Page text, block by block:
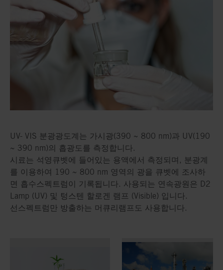
UV- VIS 분광광도계는 가시광(390 ~ 800 nm)과 UV(190
~ 390 nm)의 흡광도를 측정합니다.
시료는 석영큐벳에 들어있는 용액에서 측정되며, 분광계
를 이용하여 190 ~ 800 nm 영역의 광을 큐벳에 조사하
면 흡수스펙트럼이 기록됩니다. 사용되는 연속광원은 D2
Lamp (UV) 및 텅스텐 할로겐 램프 (Visible) 입니다.
선스펙트럼만 방출하는 머큐리램프도 사용합니다.